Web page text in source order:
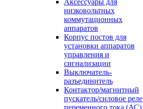
Аксессуары для
низковольтных
коммутационных
аппаратов
Корпус постов для
установки аппаратов
управления и
сигнализации
Выключатель-
разъединитель
Контактор/магнитный
пускатель/силовое реле
переменного тока (АС)